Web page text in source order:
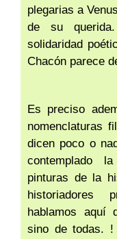
plegarias a
de su
solidaridad
Chacón parece
Es preciso
nomenclaturas
dicen poco o
contemplado
pinturas de la
historiadores
hablamos aquí
sino de todas. !